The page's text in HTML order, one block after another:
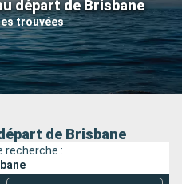
départ de Brisbane
trouvées
de Brisbane
recherche :